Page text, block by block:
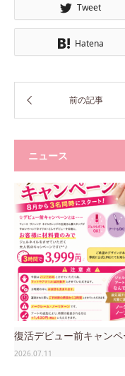
Tweet
Hatena
ニュース
復活デビュー前キャンペ
2026.07.11